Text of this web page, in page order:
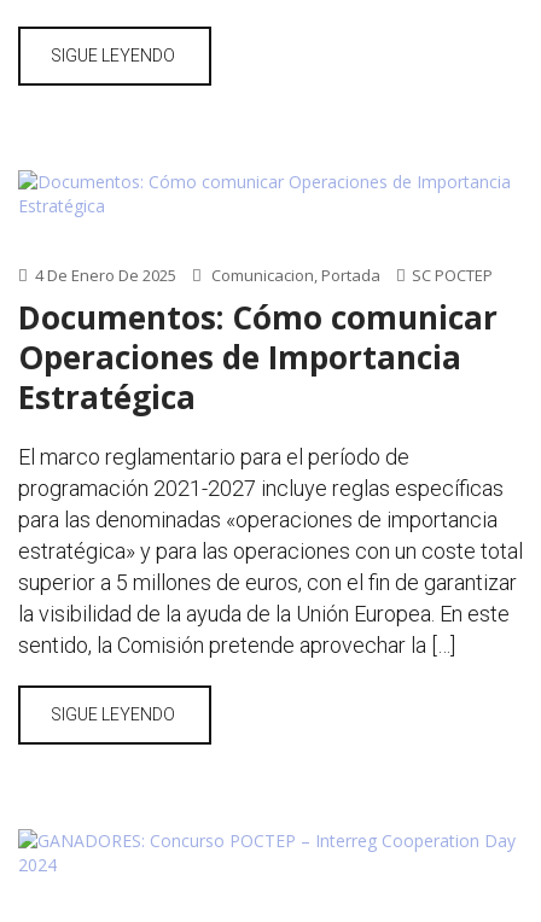
SIGUE LEYENDO
4 De Enero De 2025 Comunicacion, Portada SC POCTEP
Documentos: Cómo comunicar
Operaciones de Importancia
Estratégica
El marco reglamentario para el período de
programación 2021-2027 incluye reglas específicas
para las denominadas «operaciones de importancia
estratégica» y para las operaciones con un coste total
superior a 5 millones de euros, con el fin de garantizar
la visibilidad de la ayuda de la Unión Europea. En este
sentido, la Comisión pretende aprovechar la […]
SIGUE LEYENDO